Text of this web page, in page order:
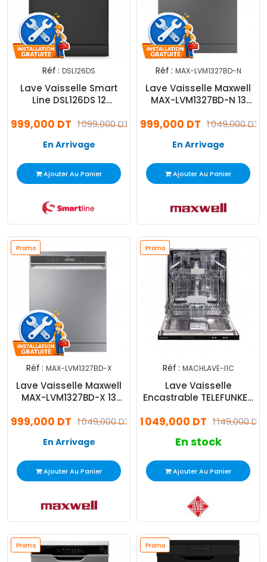
Réf : DSL126DS
Lave Vaisselle Smart
Line DSL126DS 12
1 099,000 DT
999,000 DT
En Arrivage
Ajouter Au Panier
Réf : MAX-LVM1327BD-N
Lave Vaisselle Maxwell
MAX-LVM1327BD-N 13
1 049,000 DT
999,000 DT
En Arrivage
Ajouter Au Panier
Promo
Réf : MAX-LVM1327BD-X
Lave Vaisselle Maxwell
MAX-LVM1327BD-X 13
1 049,000 DT
999,000 DT
En Arrivage
Ajouter Au Panier
Promo
Réf : MACHLAVE-I1C
Lave Vaisselle
Encastrable TELEFUNKEN
(MACHLAVE-I1C)1 149,000 DT
1 049,000 DT
En stock
Ajouter Au Panier
Promo Promo